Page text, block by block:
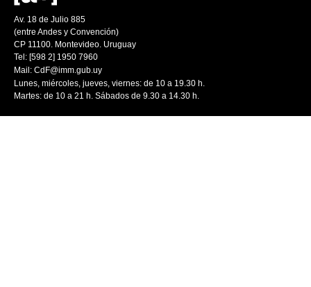
Av. 18 de Julio 885
(entre Andes y Convención)
CP 11100. Montevideo. Uruguay
Tel: [598 2] 1950 7960
Mail: CdF@imm.gub.uy
Lunes, miércoles, jueves, viernes: de 10 a 19.30 h.
Martes: de 10 a 21 h. Sábados de 9.30 a 14.30 h.